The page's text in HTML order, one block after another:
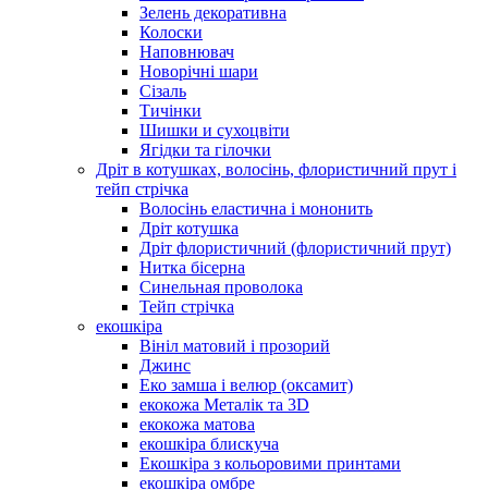
Зелень декоративна
Колоски
Наповнювач
Новорічні шари
Сізаль
Тичінки
Шишки и сухоцвіти
Ягідки та гілочки
Дріт в котушках, волосінь, флористичний прут і
тейп стрічка
Волосінь еластична і мононить
Дріт котушка
Дріт флористичний (флористичний прут)
Нитка бісерна
Синельная проволока
Тейп стрічка
екошкіра
Вініл матовий і прозорий
Джинс
Еко замша і велюр (оксамит)
екокожа Металік та 3D
екокожа матова
екошкіра блискуча
Екошкіра з кольоровими принтами
екошкіра омбре